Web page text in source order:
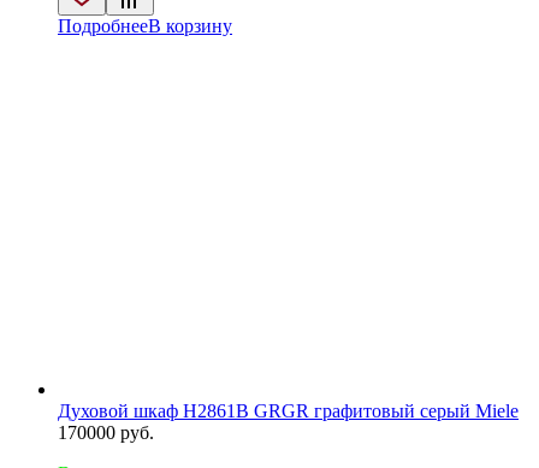
ПодробнееВ корзину
Духовой шкаф H2861B GRGR графитовый серый Miele
170000 руб.